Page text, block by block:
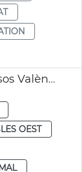
Accesibilidad Palacio Congresos València
OEST